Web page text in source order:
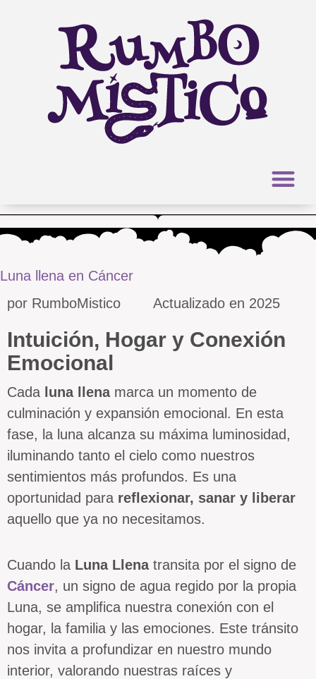
Luna llena en Cáncer
por RumboMistico Actualizado en 2025
Intuición, Hogar y Conexión
Emocional
Cada luna llenamarca un momento de
culminación y expansión emocional. En esta
fase, la luna alcanza su máxima luminosidad,
iluminando tanto el cielo como nuestros
sentimientos más profundos. Es una
oportunidad para reflexionar, sanar y liberar
aquello que ya no necesitamos.
Cuando la Luna Llenatransita por el signo de
Cáncer, un signo de agua regido por la propia
Luna, se amplifica nuestra conexión con el
hogar, la familia y las emociones. Este tránsito
nos invita a profundizar en nuestro mundo
interior, valorando nuestras raíces y